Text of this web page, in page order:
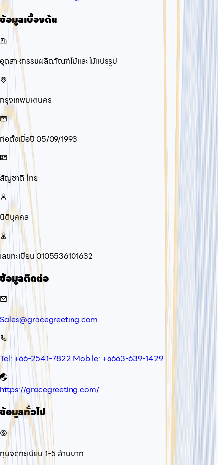
ข้อมูลเบื้องต้น
อุตสาหกรรมผลิตภัณฑ์ไม้และไม้แปรรูป
กรุงเทพมหานคร
ก่อตั้งเมื่อปี 05/09/1993
สัญชาติไทย
นิติบุคคล
เลขทะเบียน0105536101632
ข้อมูลติดต่อ
Sales@gracegreeting.com
Tel: +66-2541-7822 Mobile: +6663-639-1429
https://gracegreeting.com/
ข้อมูลทั่วไป
ทุนจดทะเบียน1-5 ล้านบาท